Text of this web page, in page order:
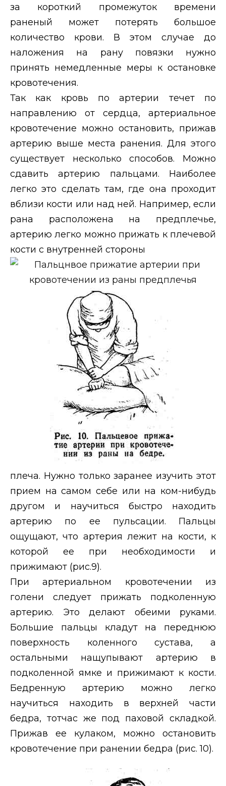
за короткий промежуток времени
раненый может потерять большое
количество крови. В этом случае до
наложения на рану повязки нужно
принять немедленные меры к остановке
кровотечения.
Так как кровь по артерии течет по
направлению от сердца, артериальное
кровотечение можно остановить, прижав
артерию выше места ранения. Для этого
существует несколько способов. Можно
сдавить артерию пальцами. Наиболее
легко это сделать там, где она проходит
вблизи кости или над ней. Например, если
рана расположена на предплечье,
артерию легко можно прижать к плечевой
кости с внутренней стороны
плеча. Нужно только заранее изучить этот
прием на самом себе или на ком-нибудь
другом и научиться быстро находить
артерию по ее пульсации. Пальцы
ощущают, что артерия лежит на кости, к
которой ее при необходимости и
прижимают (рис.9).
При артериальном кровотечении из
голени следует прижать подколенную
артерию. Это делают обеими руками.
Большие пальцы кладут на переднюю
поверхность коленного сустава, а
остальными нащупывают артерию в
подколенной ямке и прижимают к кости.
Бедренную артерию можно легко
научиться находить в верхней части
бедра, тотчас же под паховой складкой.
Прижав ее кулаком, можно остановить
кровотечение при ранении бедра (рис. 10).